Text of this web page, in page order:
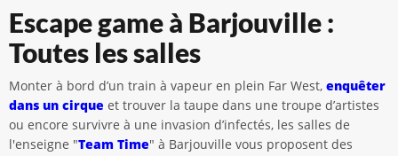
Escape game à Barjouville :
Toutes les salles
Monter à bord d’un train à vapeur en plein Far West, enquêter
dans un cirque et trouver la taupe dans une troupe d’artistes
ou encore survivre à une invasion d’infectés, les salles de
l'enseigne "Team Time" à Barjouville vous proposent des